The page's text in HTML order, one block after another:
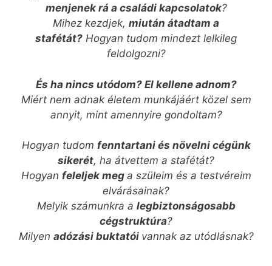
menjenek rá a családi kapcsolatok?
Mihez kezdjek, miután átadtam a
stafétát? Hogyan tudom mindezt lelkileg
feldolgozni?
És ha nincs utódom? El kellene adnom?
Miért nem adnak életem munkájáért közel sem
annyit, mint amennyire gondoltam?
Hogyan tudom fenntartani és növelni cégünk
sikerét, ha átvettem a stafétát?
Hogyan feleljek meg a szüleim és a testvéreim
elvárásainak?
Melyik számunkra a legbiztonságosabb
cégstruktúra?
Milyen adózási buktatói vannak az utódlásnak?